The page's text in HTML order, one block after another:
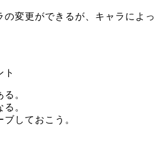
の変更ができるが、キャラによっ
ト
。
。
しておこう。